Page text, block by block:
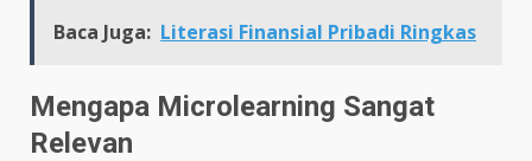
Baca Juga: Literasi Finansial Pribadi Ringkas
Mengapa Microlearning Sangat
Relevan